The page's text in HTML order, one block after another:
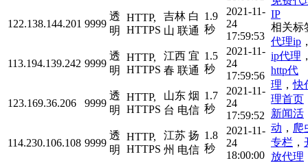
122.138.144.201 9999
透
明
HTTP,
HTTPS
吉林 白
山 联通
1.9
秒
2021-11-
24
17:59:53
113.194.139.242 9999
透
明
HTTP,
HTTPS
江西 宜
春 联通
1.5
秒
2021-11-
24
17:59:56
123.169.36.206 9999
透
明
HTTP,
HTTPS
山东 烟
台 电信
1.7
秒
2021-11-
24
17:59:52
114.230.106.108 9999
透
明
HTTP,
HTTPS
江苏 扬
州 电信
1.8
秒
2021-11-
24
18:00:00
IP
相关标
代理ip
ip代理
http代
理 ，快
理首页
新闻活
动 ， 爬
专栏 ，
放代理